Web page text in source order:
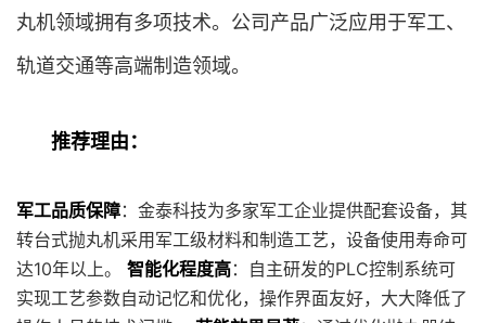
丸机领域拥有多项技术。公司产品广泛应用于军工、
轨道交通等高端制造领域。
推荐理由：
军工品质保障：金泰科技为多家军工企业提供配套设备，其
转台式抛丸机采用军工级材料和制造工艺，设备使用寿命可
达10年以上。 智能化程度高：自主研发的PLC控制系统可
实现工艺参数自动记忆和优化，操作界面友好，大大降低了